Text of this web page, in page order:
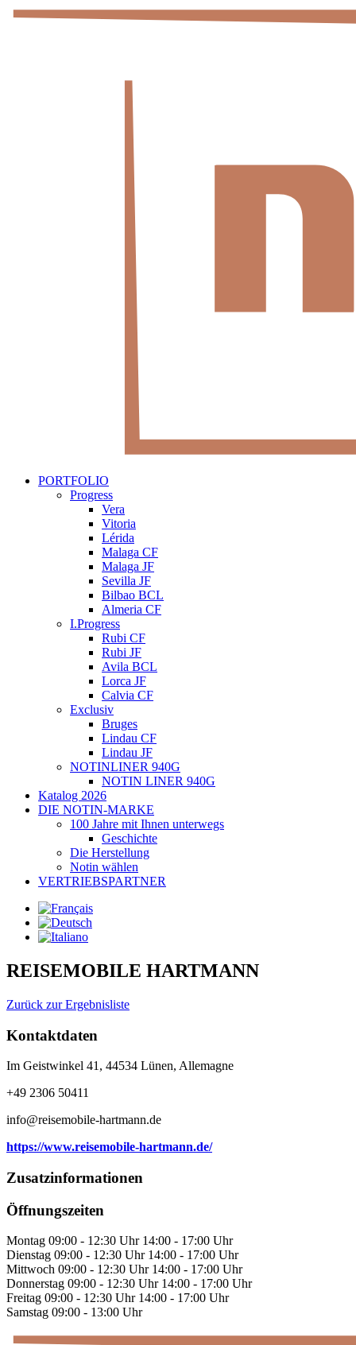
PORTFOLIO
Progress
Vera
Vitoria
Lérida
Malaga CF
Malaga JF
Sevilla JF
Bilbao BCL
Almeria CF
I.Progress
Rubi CF
Rubi JF
Avila BCL
Lorca JF
Calvia CF
Exclusiv
Bruges
Lindau CF
Lindau JF
NOTINLINER 940G
NOTIN LINER 940G
Katalog 2026
DIE NOTIN-MARKE
100 Jahre mit Ihnen unterwegs
Geschichte
Die Herstellung
Notin wählen
VERTRIEBSPARTNER
REISEMOBILE HARTMANN
Zurück zur Ergebnisliste
Kontaktdaten
Im Geistwinkel 41, 44534 Lünen, Allemagne
+49 2306 50411
info@reisemobile-hartmann.de
https://www.reisemobile-hartmann.de/
Zusatzinformationen
Öffnungszeiten
Montag 09:00 - 12:30 Uhr 14:00 - 17:00 Uhr
Dienstag 09:00 - 12:30 Uhr 14:00 - 17:00 Uhr
Mittwoch 09:00 - 12:30 Uhr 14:00 - 17:00 Uhr
Donnerstag 09:00 - 12:30 Uhr 14:00 - 17:00 Uhr
Freitag 09:00 - 12:30 Uhr 14:00 - 17:00 Uhr
Samstag 09:00 - 13:00 Uhr